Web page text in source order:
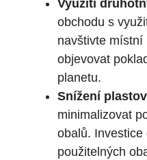
Využití
obchodu s
navštivte místní
objevovat
planetu.
Snížení
minimalizovat
obalů. Investice
použitelných